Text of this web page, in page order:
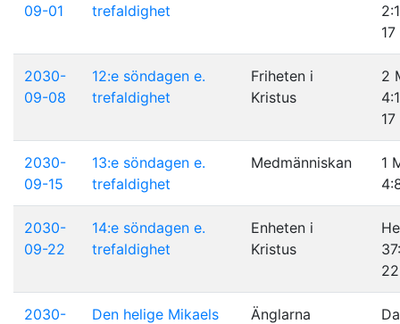
09-01
trefaldighet
17
2030-
09-08
12:e söndagen e.
trefaldighet
Friheten i
Kristus
2
17
2030-
09-15
13:e söndagen e.
trefaldighet
Medmänniskan
1
2030-
09-22
14:e söndagen e.
trefaldighet
Enheten i
Kristus
22
2030-
Den helige Mikaels
Änglarna